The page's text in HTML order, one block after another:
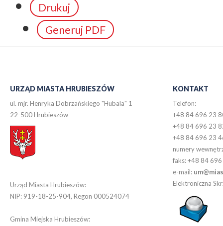
Drukuj
Generuj PDF
URZĄD MIASTA HRUBIESZÓW
ul. mjr. Henryka Dobrzańskiego "Hubala" 1
22-500 Hrubieszów
Urząd Miasta Hrubieszów:
NIP: 919-18-25-904, Regon 000524074
Gmina Miejska Hrubieszów:
KONTAKT
Telefon:
+48 84 696 23
+48 84 696 23
+48 84 696 23
numery
faks: +48 84
e-mail:
Elektroniczna